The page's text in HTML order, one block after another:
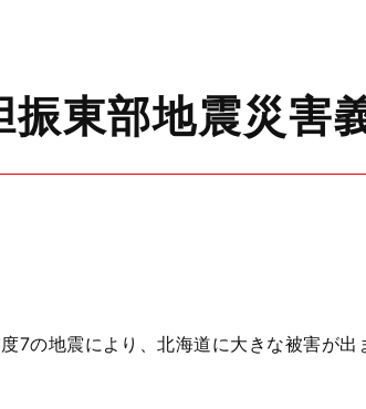
東部地震災害
7の地震により、北海道に大きな被害が出